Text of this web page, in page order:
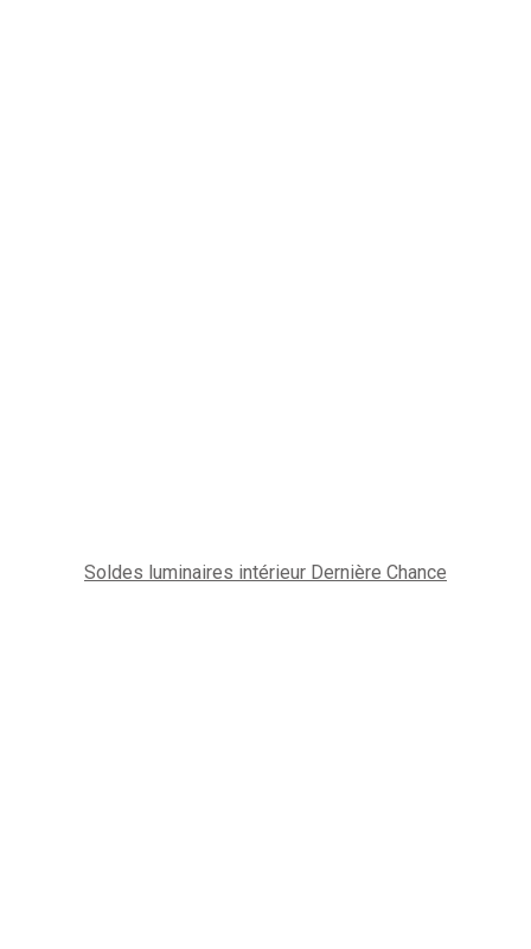
Soldes luminaires intérieur Dernière Chance